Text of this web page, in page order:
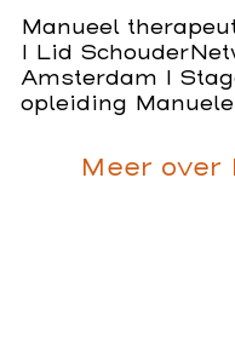
Meer over
Manueel
I Lid
Amsterdam I
opleiding